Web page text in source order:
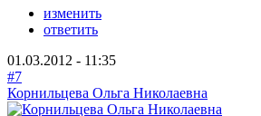
изменить
ответить
01.03.2012 - 11:35
#7
Корнильцева Ольга Николаевна